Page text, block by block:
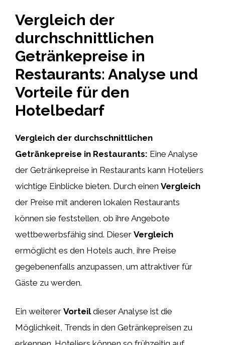
Vergleich der
durchschnittlichen
Getränkepreise in
Restaurants: Analyse und
Vorteile für den
Hotelbedarf
Vergleich der durchschnittlichen
Getränkepreise in Restaurants: Eine Analyse
der Getränkepreise in Restaurants kann Hoteliers
wichtige Einblicke bieten. Durch einen Vergleich
der Preise mit anderen lokalen Restaurants
können sie feststellen, ob ihre Angebote
wettbewerbsfähig sind. Dieser Vergleich
ermöglicht es den Hotels auch, ihre Preise
gegebenenfalls anzupassen, um attraktiver für
Gäste zu werden.
Ein weiterer Vorteildieser Analyse ist die
Möglichkeit, Trends in den Getränkepreisen zu